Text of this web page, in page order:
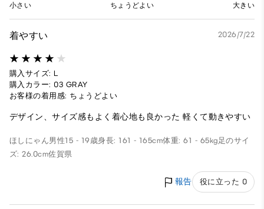
小さい ちょうどよい 大きい
着やすい 2026/7/22
購入サイズ: L
購入カラー: 03 GRAY
お客様の着用感: ちょうどよい
デザイン、サイズ感もよく着心地も良かった 軽くて動きやすい
ほしにゃん男性15 - 19歳身長: 161 - 165cm体重: 61 - 65kg 足のサイ
ズ: 26.0cm佐賀県
報告 役に立った 0